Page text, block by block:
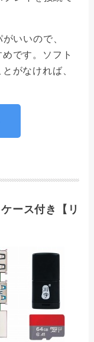
いいので、
です。ソフト
がなければ、
ース付き【リ